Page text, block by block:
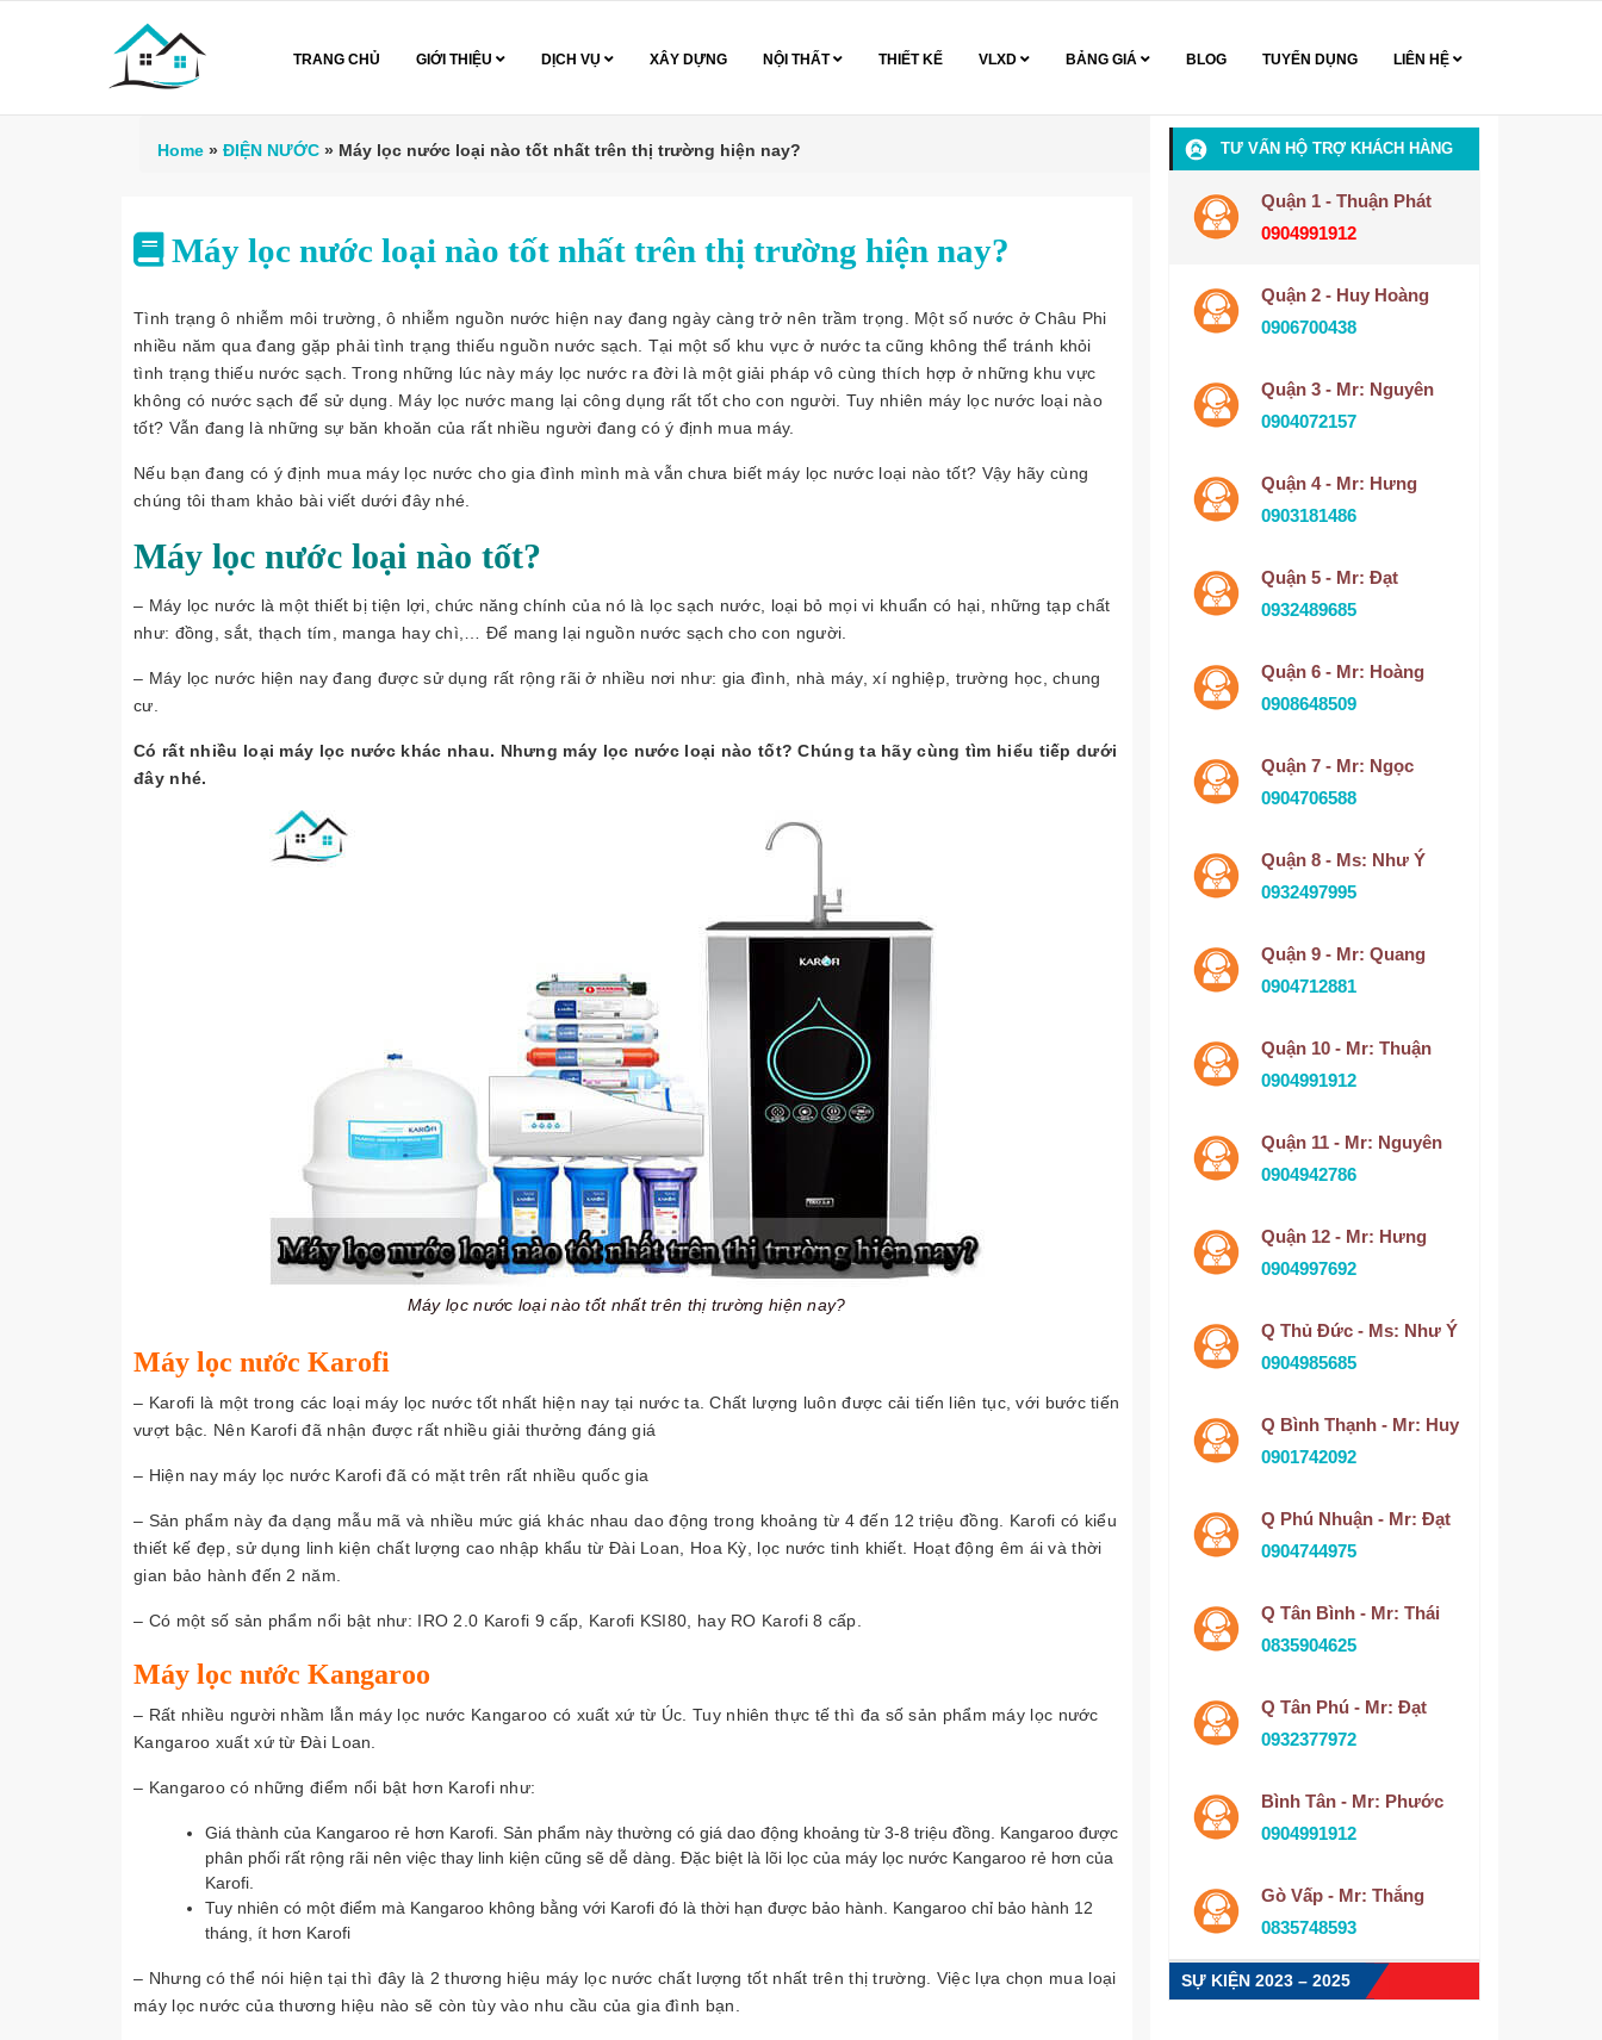
TRANG CHỦ GIỚI THIỆU DỊCH VỤ XÂY DỰNG NỘI THẤT THIẾT KẾ VLXD BẢNG GIÁ BLOG TUYỂN DỤNG LIÊN HỆ
Home » ĐIỆN NƯỚC » Máy lọc nước loại nào tốt nhất trên thị trường hiện nay?
Máy lọc nước loại nào tốt nhất trên thị trường hiện nay?
Tình trạng ô nhiễm môi trường, ô nhiễm nguồn nước hiện nay đang ngày càng trở nên trầm trọng. Một số nước ở Châu Phi
nhiều năm qua đang gặp phải tình trạng thiếu nguồn nước sạch. Tại một số khu vực ở nước ta cũng không thể tránh khỏi
tình trạng thiếu nước sạch. Trong những lúc này máy lọc nước ra đời là một giải pháp vô cùng thích hợp ở những khu vực
không có nước sạch để sử dụng. Máy lọc nước mang lại công dụng rất tốt cho con người. Tuy nhiên máy lọc nước loại nào
tốt? Vẫn đang là những sự băn khoăn của rất nhiều người đang có ý định mua máy.
Nếu bạn đang có ý định mua máy lọc nước cho gia đình mình mà vẫn chưa biết máy lọc nước loại nào tốt? Vậy hãy cùng
chúng tôi tham khảo bài viết dưới đây nhé.
Máy lọc nước loại nào tốt?
– Máy lọc nước là một thiết bị tiện lợi, chức năng chính của nó là lọc sạch nước, loại bỏ mọi vi khuẩn có hại, những tạp chất
như: đồng, sắt, thạch tím, manga hay chì,… Để mang lại nguồn nước sạch cho con người.
– Máy lọc nước hiện nay đang được sử dụng rất rộng rãi ở nhiều nơi như: gia đình, nhà máy, xí nghiệp, trường học, chung
cư.
Có rất nhiều loại máy lọc nước khác nhau. Nhưng máy lọc nước loại nào tốt? Chúng ta hãy cùng tìm hiểu tiếp dưới
đây nhé.
Máy lọc nước loại nào tốt nhất trên thị trường hiện nay?
Máy lọc nước Karofi
– Karofi là một trong các loại máy lọc nước tốt nhất hiện nay tại nước ta. Chất lượng luôn được cải tiến liên tục, với bước tiến
vượt bậc. Nên Karofi đã nhận được rất nhiều giải thưởng đáng giá
– Hiện nay máy lọc nước Karofi đã có mặt trên rất nhiều quốc gia
– Sản phẩm này đa dạng mẫu mã và nhiều mức giá khác nhau dao động trong khoảng từ 4 đến 12 triệu đồng. Karofi có kiểu
thiết kế đẹp, sử dụng linh kiện chất lượng cao nhập khẩu từ Đài Loan, Hoa Kỳ, lọc nước tinh khiết. Hoạt động êm ái và thời
gian bảo hành đến 2 năm.
– Có một số sản phẩm nổi bật như: IRO 2.0 Karofi 9 cấp, Karofi KSI80, hay RO Karofi 8 cấp.
Máy lọc nước Kangaroo
– Rất nhiều người nhầm lẫn máy lọc nước Kangaroo có xuất xứ từ Úc. Tuy nhiên thực tế thì đa số sản phẩm máy lọc nước
Kangaroo xuất xứ từ Đài Loan.
– Kangaroo có những điểm nổi bật hơn Karofi như:
Giá thành của Kangaroo rẻ hơn Karofi. Sản phẩm này thường có giá dao động khoảng từ 3-8 triệu đồng. Kangaroo được
phân phối rất rộng rãi nên việc thay linh kiện cũng sẽ dễ dàng. Đặc biệt là lõi lọc của máy lọc nước Kangaroo rẻ hơn của
Karofi.
Tuy nhiên có một điểm mà Kangaroo không bằng với Karofi đó là thời hạn được bảo hành. Kangaroo chỉ bảo hành 12
tháng, ít hơn Karofi
– Nhưng có thể nói hiện tại thì đây là 2 thương hiệu máy lọc nước chất lượng tốt nhất trên thị trường. Việc lựa chọn mua loại
máy lọc nước của thương hiệu nào sẽ còn tùy vào nhu cầu của gia đình bạn.
TƯ VẤN HỘ TRỢ KHÁCH HÀNG
Quận 1 - Thuận Phát
0904991912
Quận 2 - Huy Hoàng
0906700438
Quận 3 - Mr: Nguyên
0904072157
Quận 4 - Mr: Hưng
0903181486
Quận 5 - Mr: Đạt
0932489685
Quận 6 - Mr: Hoàng
0908648509
Quận 7 - Mr: Ngọc
0904706588
Quận 8 - Ms: Như Ý
0932497995
Quận 9 - Mr: Quang
0904712881
Quận 10 - Mr: Thuận
0904991912
Quận 11 - Mr: Nguyên
0904942786
Quận 12 - Mr: Hưng
0904997692
Q Thủ Đức - Ms: Như Ý
0904985685
Q Bình Thạnh - Mr: Huy
0901742092
Q Phú Nhuận - Mr: Đạt
0904744975
Q Tân Bình - Mr: Thái
0835904625
Q Tân Phú - Mr: Đạt
0932377972
Bình Tân - Mr: Phước
0904991912
Gò Vấp - Mr: Thắng
0835748593
SỰ KIỆN 2023 – 2025